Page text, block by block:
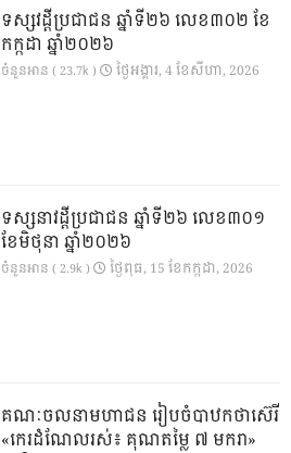
ទស្សវដ្តីប្រជាជន ឆ្នាំទី២៦ លេខ៣០២ ខែ
កក្កដា ឆ្នាំ២០២៦
ចំនួនអាន ( 23.7k ) ថ្ងៃ​អង្គារ, 4 ខែ​សីហា, 2026
ទស្សនាវដ្ដីប្រជាជន ឆ្នាំទី២៦ លេខ៣០១
ខែមិថុនា ឆ្នាំ២០២៦
ចំនួនអាន ( 2.9k ) ថ្ងៃ​ពុធ, 15 ខែ​កក្កដា, 2026
គណៈចលនាមហាជន រៀបចំបាឋកថាស៊េរី
«កេរដំណែលរស់៖ គុណតម្លៃ ៧ មករា»